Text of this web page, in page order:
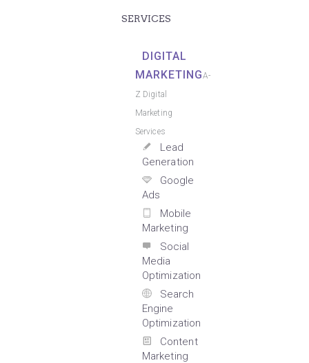
SERVICES
DIGITAL
MARKETINGA-
Z Digital
Marketing
Services
Lead
Generation
Google
Ads
Mobile
Marketing
Social
Media
Optimization
Search
Engine
Optimization
Content
Marketing